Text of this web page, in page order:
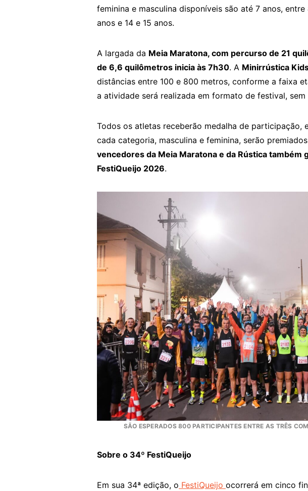
feminina e masculina disponíveis são até 7 anos, entre
anos e 14 e 15 anos.
A largada da Meia Maratona, com percurso de 21
de 6,6 quilômetros inicia às 7h30. A Minirrústica
distâncias entre 100 e 800 metros, conforme a faixa
a atividade será realizada em formato de festival,
Todos os atletas receberão medalha de participação,
cada categoria, masculina e feminina, serão
vencedores da Meia Maratona e da Rústica também
FestiQueijo 2026.
SÃO ESPERADOS 800 PARTICIPANTES ENTRE AS TRÊS
Sobre o 34º FestiQueijo
Em sua 34ª edição, o FestiQueijo ocorrerá em cinco